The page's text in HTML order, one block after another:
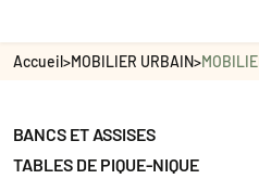
Accueil>MOBILIER URBAIN>
BANCS ET ASSISES
TABLES DE PIQUE-NIQUE